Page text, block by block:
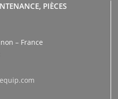
PIÈCES
– France